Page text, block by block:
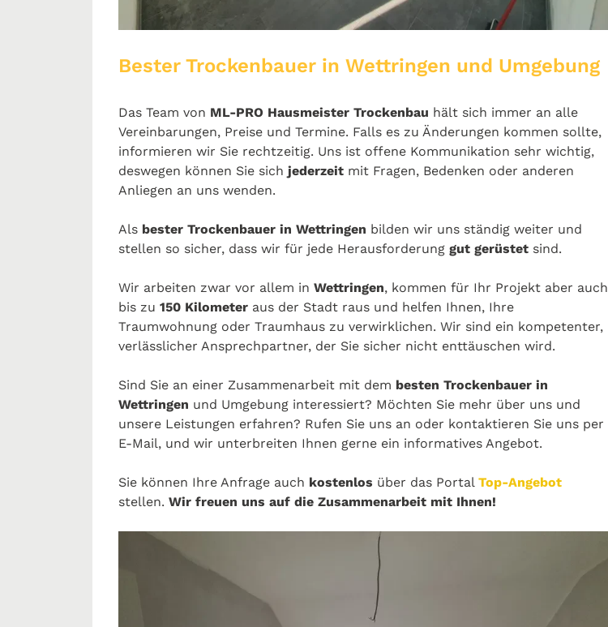
Bester Trockenbauer in Wettringen und Umgebung
Das Team von ML-PRO Hausmeister Trockenbau hält sich immer an alle
Vereinbarungen, Preise und Termine. Falls es zu Änderungen kommen sollte,
informieren wir Sie rechtzeitig. Uns ist offene Kommunikation sehr wichtig,
deswegen können Sie sich jederzeit mit Fragen, Bedenken oder anderen
Anliegen an uns wenden.
Als bester Trockenbauer in Wettringen bilden wir uns ständig weiter und
stellen so sicher, dass wir für jede Herausforderung gut gerüstet sind.
Wir arbeiten zwar vor allem in Wettringen, kommen für Ihr Projekt aber auch
bis zu 150 Kilometer aus der Stadt raus und helfen Ihnen, Ihre
Traumwohnung oder Traumhaus zu verwirklichen. Wir sind ein kompetenter,
verlässlicher Ansprechpartner, der Sie sicher nicht enttäuschen wird.
Sind Sie an einer Zusammenarbeit mit dem besten Trockenbauer in
Wettringen und Umgebung interessiert? Möchten Sie mehr über uns und
unsere Leistungen erfahren? Rufen Sie uns an oder kontaktieren Sie uns per
E-Mail, und wir unterbreiten Ihnen gerne ein informatives Angebot.
Sie können Ihre Anfrage auch kostenlos über das Portal Top-Angebot
stellen. Wir freuen uns auf die Zusammenarbeit mit Ihnen!